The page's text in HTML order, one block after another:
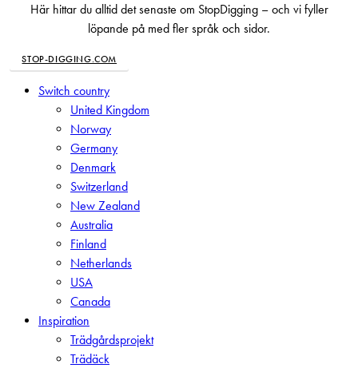
Här hittar du alltid det senaste om StopDigging – och vi fyller
löpande på med fler språk och sidor.
STOP-DIGGING.COM
Close
Switch country
United Kingdom
Norway
Germany
Denmark
Switzerland
New Zealand
Australia
Finland
Netherlands
USA
Canada
Inspiration
Trädgårdsprojekt
Trädäck